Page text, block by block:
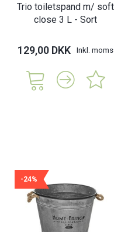
Trio toiletspand m/ soft
close 3 L - Sort
129,00 DKK Inkl. moms
-24%